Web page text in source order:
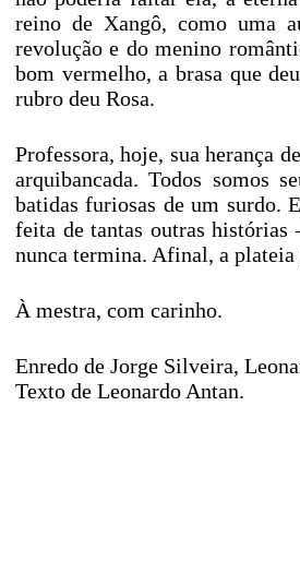
reino de Xangô, como uma
revolução e do menino
bom vermelho, a brasa que
rubro deu Rosa.
Professora, hoje, sua herança
arquibancada. Todos somos
batidas furiosas de um surdo.
feita de tantas outras
nunca termina. Afinal, a plateia
À mestra, com carinho.
Enredo de Jorge Silveira,
Texto de Leonardo Antan.